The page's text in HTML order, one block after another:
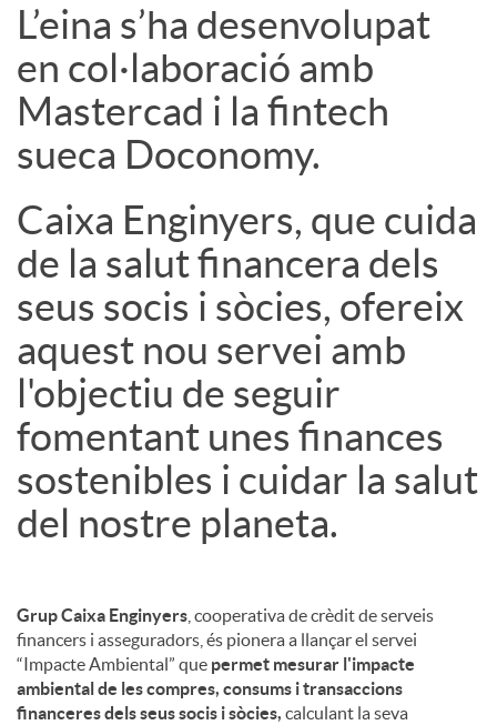
L’eina s’ha desenvolupat
en col·laboració amb
Mastercad i la fintech
sueca Doconomy.
Caixa Enginyers, que cuida
de la salut financera dels
seus socis i sòcies, ofereix
aquest nou servei amb
l'objectiu de seguir
fomentant unes finances
sostenibles i cuidar la salut
del nostre planeta.
Grup Caixa Enginyers , cooperativa de crèdit de serveis
financers i asseguradors, és pionera a llançar el servei
“Impacte Ambiental” que permet mesurar l'impacte
ambiental de les compres, consums i transaccions
financeres dels seus socis i sòcies, calculant la seva